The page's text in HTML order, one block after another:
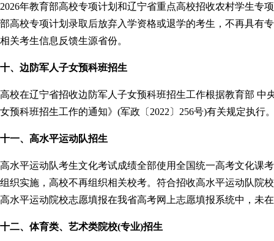
2026年教育部高校专项计划和辽宁省重点高校招收农村学生专
部高校专项计划录取后放弃入学资格或退学的考生，不再具有
相关考生信息反馈生源省份。
十、边防军人子女预科班招生
高校在辽宁省招收边防军人子女预科班招生工作根据教育部
女预科班招生工作的通知》(军政〔2022〕256号)有关规定执行
十一、高水平运动队招生
高水平运动队考生文化考试成绩全部使用全国统一高考文化课
组织实施，高校不再组织相关校考。符合招收高水平运动队院
高水平运动院校志愿填报在我省高考网上志愿填报系统中，未
十二、体育类、艺术类院校(专业)招生